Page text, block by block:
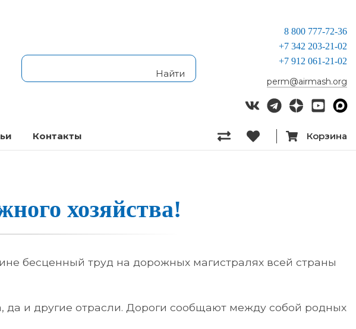
8 800 777-72-36
+7 342 203-21-02
+7 912 061-21-02
perm@airmash.org
Контакты Корзина
хо­зяй­ства!
бесценный труд на дорожных магистралях всей страны
да и другие отрасли. Дороги сообщают между собой родных